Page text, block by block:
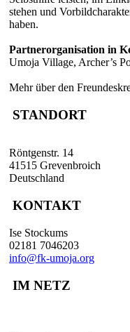
stehen und
haben.
Partnerorganisation in
Umoja Village, Archer’s
Mehr über den
STANDORT
Röntgenstr. 14
41515 Grevenbroich
Deutschland
KONTAKT
Ise Stockums
02181 7046203
info@fk-umoja.org
IM NETZ